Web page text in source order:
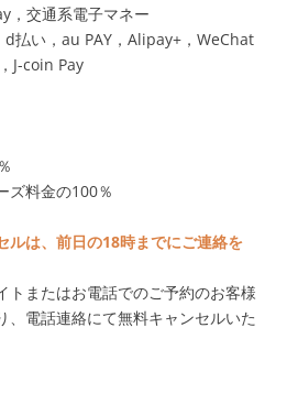
，交通系電子マネー
d払い，au PAY，Alipay+，WeChat
J-coin Pay
ズ料金の100％
は、前日の18時までにご連絡を
またはお電話でのご予約のお客様
、電話連絡にて無料キャンセルいた